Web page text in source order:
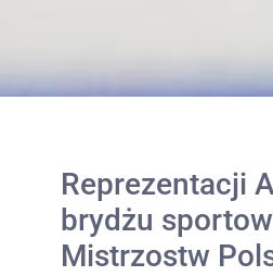
Reprezentacji
brydżu
Mistrzostw